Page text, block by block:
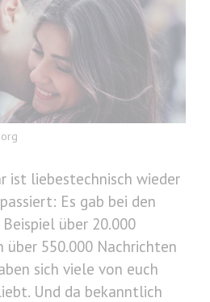
ist liebestechnisch wieder
Es gab bei den
über 20.000
über 550.000 Nachrichten
sich viele von euch
Und da bekanntlich